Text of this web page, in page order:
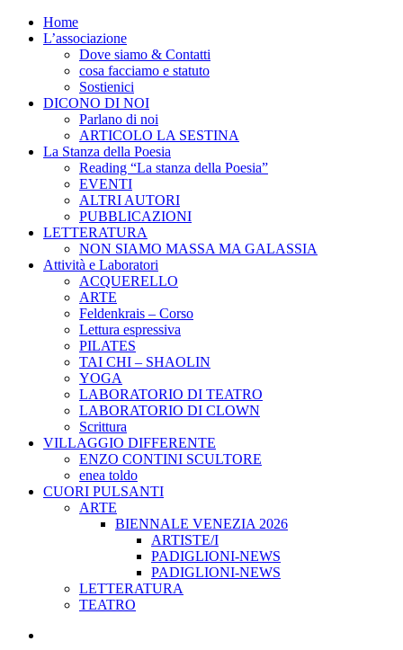
Home
L’associazione
Dove siamo & Contatti
cosa facciamo e statuto
Sostienici
DICONO DI NOI
Parlano di noi
ARTICOLO LA SESTINA
La Stanza della Poesia
Reading “La stanza della Poesia”
EVENTI
ALTRI AUTORI
PUBBLICAZIONI
LETTERATURA
NON SIAMO MASSA MA GALASSIA
Attività e Laboratori
ACQUERELLO
ARTE
Feldenkrais – Corso
Lettura espressiva
PILATES
TAI CHI – SHAOLIN
YOGA
LABORATORIO DI TEATRO
LABORATORIO DI CLOWN
Scrittura
VILLAGGIO DIFFERENTE
ENZO CONTINI SCULTORE
enea toldo
CUORI PULSANTI
ARTE
BIENNALE VENEZIA 2026
ARTISTE/I
PADIGLIONI-NEWS
PADIGLIONI-NEWS
LETTERATURA
TEATRO